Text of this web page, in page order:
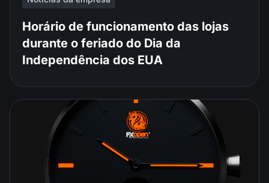
Horário de funcionamento das lojas
durante o feriado do Dia da
Independência dos EUA